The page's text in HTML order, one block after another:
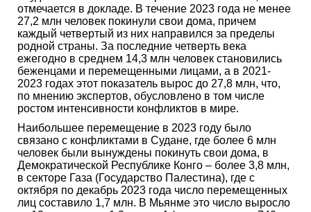
отмечается в докладе. В течение 2023 года не менее
27,2 млн человек покинули свои дома, причем
каждый четвертый из них направился за пределы
родной страны. За последние четверть века
ежегодно в среднем 14,3 млн человек становились
беженцами и перемещенными лицами, а в 2021-
2023 годах этот показатель вырос до 27,8 млн, что,
по мнению экспертов, обусловлено в том числе
ростом интенсивности конфликтов в мире.
Наибольшее перемещение в 2023 году было
связано с конфликтами в Судане, где более 6 млн
человек были вынуждены покинуть свои дома, в
Демократической Республике Конго – более 3,8 млн,
в секторе Газа (Государство Палестина), где с
октября по декабрь 2023 года число перемещенных
лиц составило 1,7 млн. В Мьянме это число выросло